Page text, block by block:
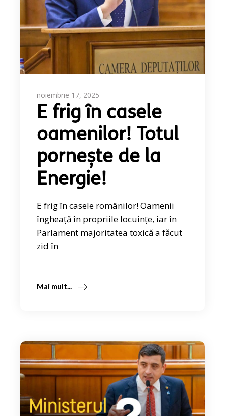
noiembrie 17, 2025
E frig în casele
oamenilor! Totul
pornește de la
Energie!
E frig în casele românilor! Oamenii
îngheață în propriile locuințe, iar în
Parlament majoritatea toxică a făcut
zid în
Mai mult...